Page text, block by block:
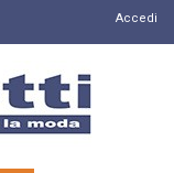
Accedi